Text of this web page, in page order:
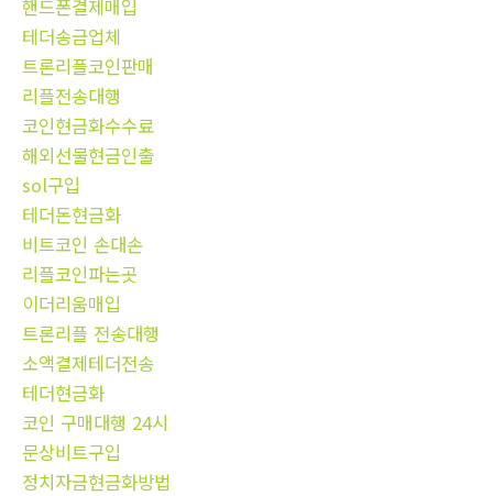
핸드폰결제매입
테더송금업체
트론리플코인판매
리플전송대행
코인현금화수수료
해외선물현금인출
sol구입
테더돈현금화
비트코인 손대손
리플코인파는곳
이더리움매입
트론리플 전송대행
소액결제테더전송
테더현금화
코인 구매대행 24시
문상비트구입
정치자금현금화방법